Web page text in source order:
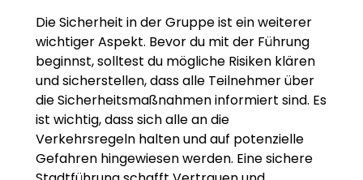
Die Sicherheit in der Gruppe ist ein weiterer
wichtiger Aspekt. Bevor du mit der Führung
beginnst, solltest du mögliche Risiken klären
und sicherstellen, dass alle Teilnehmer über
die Sicherheitsmaßnahmen informiert sind. Es
ist wichtig, dass sich alle an die
Verkehrsregeln halten und auf potenzielle
Gefahren hingewiesen werden. Eine sichere